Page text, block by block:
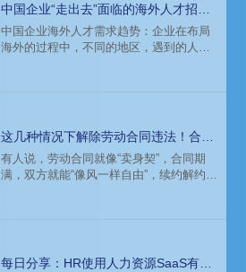
中国企业“走出去”面临的海外人才招聘
挑战（下）
中国企业海外人才需求趋势：企业在布局
海外的过程中，不同的地区，遇到的人才
优秀人才获取竞争非常激烈。
这几种情况下解除劳动合同违法！合同
期满也不行！（下）
有人说，劳动合同就像“卖身契”，合同期
满，双方就能“像风一样自由”，续约解约，
每日分享：HR使用人力资源SaaS有什